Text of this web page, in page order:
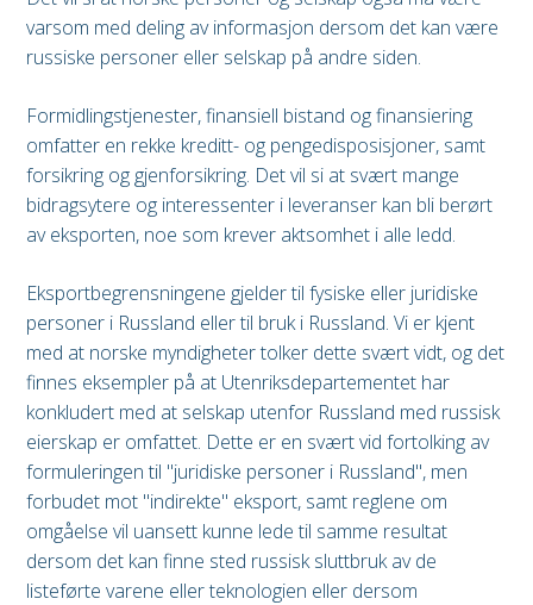
varsom med deling av informasjon dersom det kan være
russiske personer eller selskap på andre siden.
Formidlingstjenester, finansiell bistand og finansiering
omfatter en rekke kreditt- og pengedisposisjoner, samt
forsikring og gjenforsikring. Det vil si at svært mange
bidragsytere og interessenter i leveranser kan bli berørt
av eksporten, noe som krever aktsomhet i alle ledd.
Eksportbegrensningene gjelder til fysiske eller juridiske
personer i Russland eller til bruk i Russland. Vi er kjent
med at norske myndigheter tolker dette svært vidt, og det
finnes eksempler på at Utenriksdepartementet har
konkludert med at selskap utenfor Russland med russisk
eierskap er omfattet. Dette er en svært vid fortolking av
formuleringen til "juridiske personer i Russland", men
forbudet mot "indirekte" eksport, samt reglene om
omgåelse vil uansett kunne lede til samme resultat
dersom det kan finne sted russisk sluttbruk av de
listeførte varene eller teknologien eller dersom